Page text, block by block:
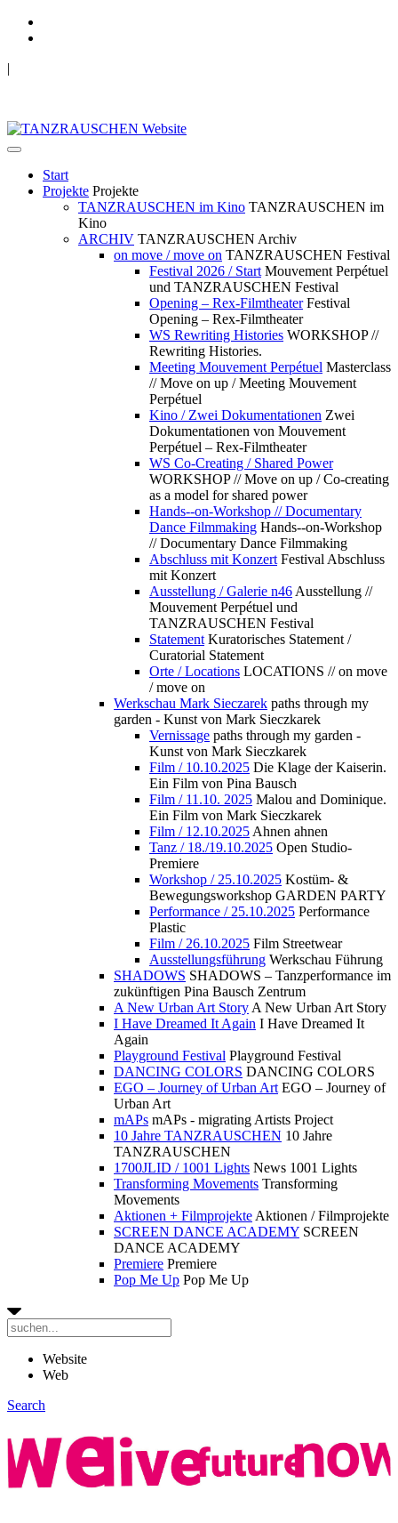
|
Start
Projekte Projekte
TANZRAUSCHEN im Kino TANZRAUSCHEN im
Kino
ARCHIV TANZRAUSCHEN Archiv
on move / move on TANZRAUSCHEN Festival
Festival 2026 / Start Mouvement Perpétuel
und TANZRAUSCHEN Festival
Opening – Rex-Filmtheater Festival
Opening – Rex-Filmtheater
WS Rewriting Histories WORKSHOP //
Rewriting Histories.
Meeting Mouvement Perpétuel Masterclass
// Move on up / Meeting Mouvement
Perpétuel
Kino / Zwei Dokumentationen Zwei
Dokumentationen von Mouvement
Perpétuel – Rex-Filmtheater
WS Co-Creating / Shared Power
WORKSHOP // Move on up / Co-creating
as a model for shared power
Hands--on-Workshop // Documentary
Dance Filmmaking Hands--on-Workshop
// Documentary Dance Filmmaking
Abschluss mit Konzert Festival Abschluss
mit Konzert
Ausstellung / Galerie n46 Ausstellung //
Mouvement Perpétuel und
TANZRAUSCHEN Festival
Statement Kuratorisches Statement /
Curatorial Statement
Orte / Locations LOCATIONS // on move
/ move on
Werkschau Mark Sieczarek paths through my
garden - Kunst von Mark Sieczkarek
Vernissage paths through my garden -
Kunst von Mark Sieczkarek
Film / 10.10.2025 Die Klage der Kaiserin.
Ein Film von Pina Bausch
Film / 11.10. 2025 Malou and Dominique.
Ein Film von Mark Sieczkarek
Film / 12.10.2025 Ahnen ahnen
Tanz / 18./19.10.2025 Open Studio-
Premiere
Workshop / 25.10.2025 Kostüm- &
Bewegungsworkshop GARDEN PARTY
Performance / 25.10.2025 Performance
Plastic
Film / 26.10.2025 Film Streetwear
Ausstellungsführung Werkschau Führung
SHADOWS SHADOWS – Tanzperformance im
zukünftigen Pina Bausch Zentrum
A New Urban Art Story A New Urban Art Story
I Have Dreamed It Again I Have Dreamed It
Again
Playground Festival Playground Festival
DANCING COLORS DANCING COLORS
EGO – Journey of Urban Art EGO – Journey of
Urban Art
mAPs mAPs - migrating Artists Project
10 Jahre TANZRAUSCHEN 10 Jahre
TANZRAUSCHEN
1700JLID / 1001 Lights News 1001 Lights
Transforming Movements Transforming
Movements
Aktionen + Filmprojekte Aktionen / Filmprojekte
SCREEN DANCE ACADEMY SCREEN
DANCE ACADEMY
Premiere Premiere
Pop Me Up Pop Me Up
Website
Web
Search